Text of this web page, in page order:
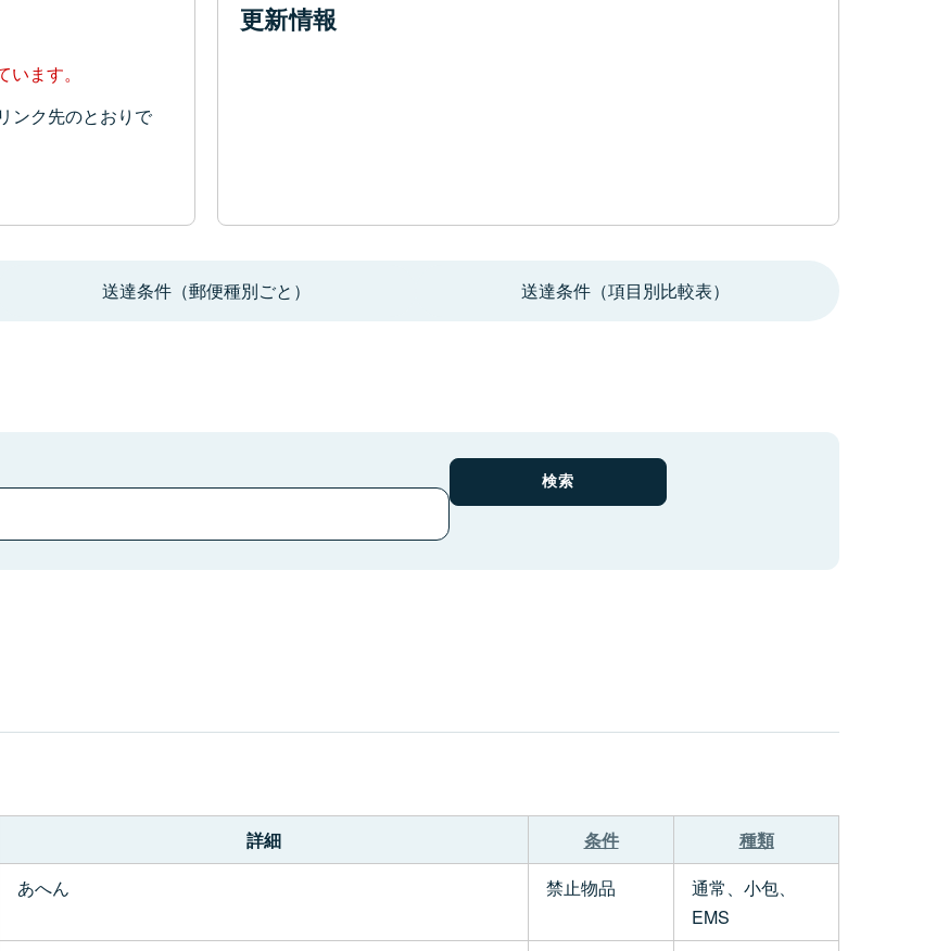
ます。
ンク先のとおりで
更新情報
送達条件（郵便種別ごと） 送達条件（項目別比較表）
詳細 条件
種類
あへん 禁止物品
通常、小包、
EMS